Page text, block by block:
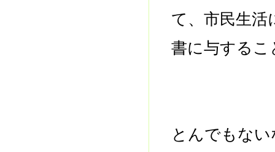
て、市民生活
書に与する
とんでもな